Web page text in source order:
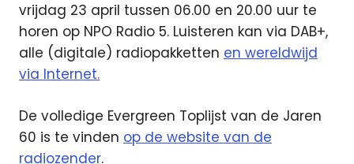
vrijdag 23 april tussen 06.00 en 20.00 uur te
horen op NPO Radio 5. Luisteren kan via DAB+,
alle (digitale) radiopakketten en wereldwijd
via Internet.
De volledige Evergreen Toplijst van de Jaren
60 is te vinden op de website van de
radiozender.